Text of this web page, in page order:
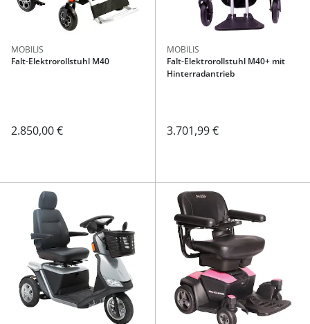
MOBILIS
Falt-Elektrorollstuhl M40
2.850,00 €
MOBILIS
Falt-Elektrorollstuhl M40+ mit
Hinterradantrieb
3.701,99 €